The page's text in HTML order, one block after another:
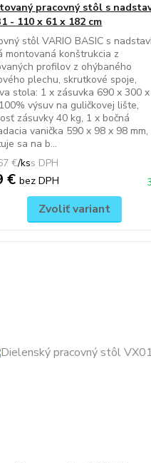
pracovný stôl s
- 110 x 61 x 182 cm
stôl VARIO BASIC s
montovaná konštrukcia z
profilov z ohýbaného
plechu, skrutkové spoje,
stola: 1 x zásuvka 690 x 300
výsuv na guličkovej lište,
zásuvky 40 kg, 1 x bočná
vanička 590 x 98 x 98 mm,
sa na b...
€/ks
€bez DPH
Zvoliť variant